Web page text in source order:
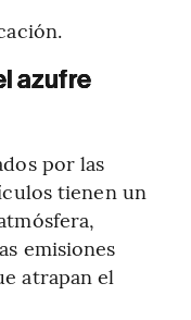
azufre
por las
tienen un
emisiones
atrapan el